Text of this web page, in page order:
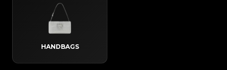
HANDBAGS